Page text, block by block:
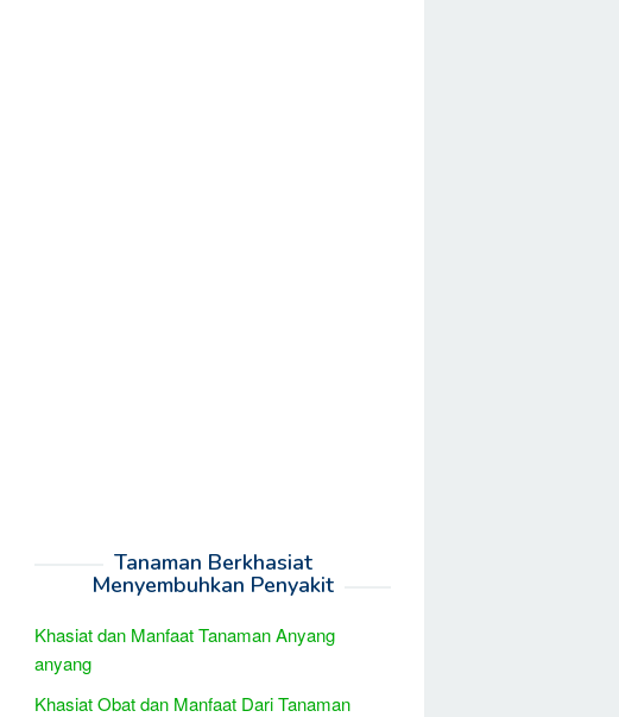
Tanaman Berkhasiat
Menyembuhkan Penyakit
Khasiat dan Manfaat Tanaman Anyang
anyang
Khasiat Obat dan Manfaat Dari Tanaman